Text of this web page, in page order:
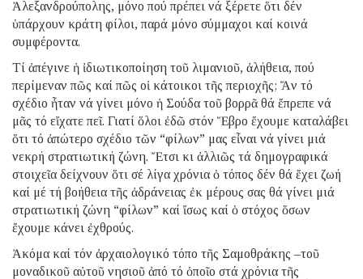
Ἀλεξανδρούπολης, μόνο πού πρέπει νά ξέρετε ὅτι δέν
ὑπάρχουν κράτη φίλοι, παρά μόνο σύμμαχοι καί κοινά
συμφέροντα.
Τί ἀπέγινε ἡ ἰδιωτικοποίηση τοῦ λιμανιοῦ, ἀλήθεια, πού
περίμεναν πῶς καί πῶς οἱ κάτοικοι τῆς περιοχῆς; Ἄν τό
σχέδιο ἦταν νά γίνει μόνο ἡ Σούδα τοῦ βορρᾶ θά ἔπρεπε νά
μᾶς τό εἴχατε πεῖ. Γιατί ὅλοι ἐδῶ στόν Ἕβρο ἔχουμε καταλάβει
ὅτι τό ἀπώτερο σχέδιο τῶν “φίλων” μας εἶναι νά γίνει μιά
νεκρή στρατιωτική ζώνη. Ἔτσι κι ἀλλιῶς τά δημογραφικά
στοιχεῖα δείχνουν ὅτι σέ λίγα χρόνια ὁ τόπος δέν θά ἔχει ζωή
καί μέ τή βοήθεια τῆς ἀδράνειας ἐκ μέρους σας θά γίνει μιά
στρατιωτική ζώνη “φίλων” καί ἴσως καί ὁ στόχος ὅσων
ἔχουμε κάνει ἐχθρούς.
Ἀκόμα καί τόν ἀρχαιολογικό τόπο τῆς Σαμοθράκης –τοῦ
μοναδικοῦ αὐτοῦ νησιοῦ ἀπό τό ὁποῖο στά χρόνια τῆς